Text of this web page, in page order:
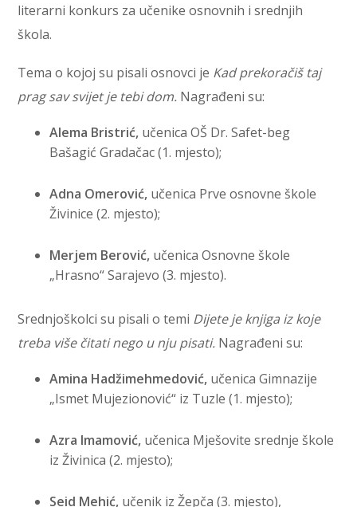
literarni konkurs za učenike osnovnih i srednjih
škola.
Tema o kojoj su pisali osnovci je Kad prekoračiš taj
prag sav svijet je tebi dom. Nagrađeni su:
Alema Bristrić, učenica OŠ Dr. Safet-beg
Bašagić Gradačac (1. mjesto);
Adna Omerović, učenica Prve osnovne škole
Živinice (2. mjesto);
Merjem Berović, učenica Osnovne škole
„Hrasno“ Sarajevo (3. mjesto).
Srednjoškolci su pisali o temi Dijete je knjiga iz koje
treba više čitati nego u nju pisati. Nagrađeni su:
Amina Hadžimehmedović, učenica Gimnazije
„Ismet Mujezionović“ iz Tuzle (1. mjesto);
Azra Imamović, učenica Mješovite srednje škole
iz Živinica (2. mjesto);
Seid Mehić, učenik iz Žepča (3. mjesto),